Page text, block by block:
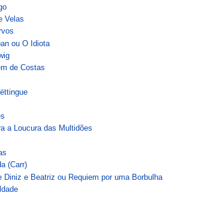
Velas
ou O Idiota
de Costas
a Loucura das Multidões
(Carr)
Diniz e Beatriz ou Requiem por uma Borbulha